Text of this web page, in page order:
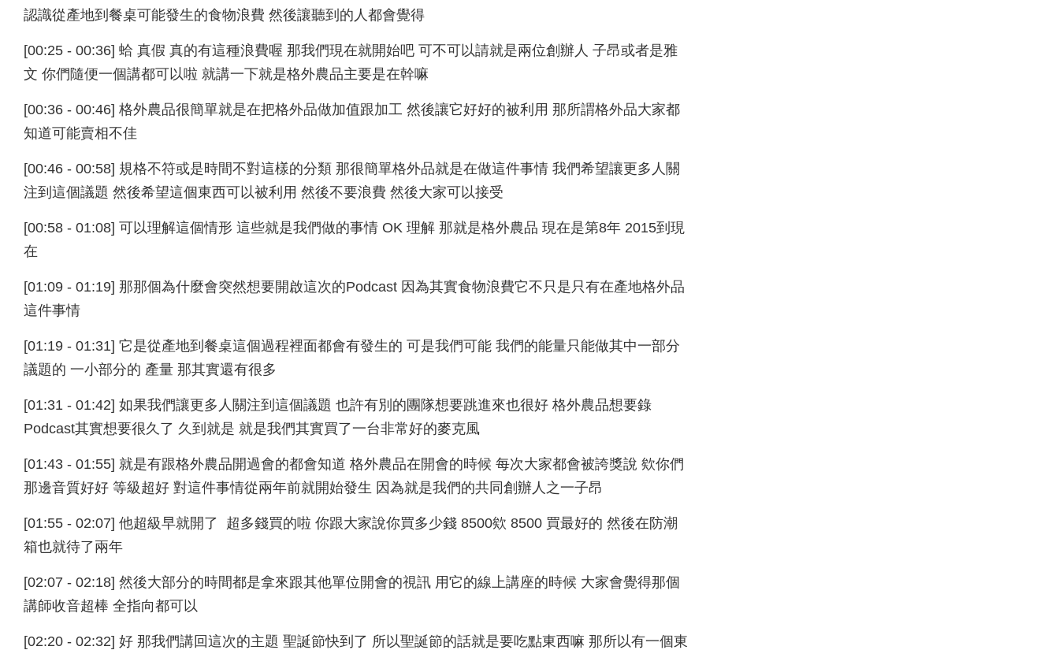
認識從產地到餐桌可能發生的食物浪費 然後讓聽到的人都會覺得
[00:25 - 00:36] 蛤 真假 真的有這種浪費喔 那我們現在就開始吧 可不可以請就是兩位創辦人 子昂或者是雅
文 你們隨便一個講都可以啦 就講一下就是格外農品主要是在幹嘛
[00:36 - 00:46] 格外農品很簡單就是在把格外品做加值跟加工 然後讓它好好的被利用 那所謂格外品大家都
知道可能賣相不佳
[00:46 - 00:58] 規格不符或是時間不對這樣的分類 那很簡單格外品就是在做這件事情 我們希望讓更多人關
注到這個議題 然後希望這個東西可以被利用 然後不要浪費 然後大家可以接受
[00:58 - 01:08] 可以理解這個情形 這些就是我們做的事情 OK 理解 那就是格外農品 現在是第8年 2015到現
在
[01:09 - 01:19] 那那個為什麼會突然想要開啟這次的Podcast 因為其實食物浪費它不只是只有在產地格外品
這件事情
[01:19 - 01:31] 它是從產地到餐桌這個過程裡面都會有發生的 可是我們可能 我們的能量只能做其中一部分
議題的 一小部分的 產量 那其實還有很多
[01:31 - 01:42] 如果我們讓更多人關注到這個議題 也許有別的團隊想要跳進來也很好 格外農品想要錄
Podcast其實想要很久了 久到就是 就是我們其實買了一台非常好的麥克風
[01:43 - 01:55] 就是有跟格外農品開過會的都會知道 格外農品在開會的時候 每次大家都會被誇獎說 欸你們
那邊音質好好 等級超好 對這件事情從兩年前就開始發生 因為就是我們的共同創辦人之一子昂
[01:55 - 02:07] 他超級早就開了 超多錢買的啦 你跟大家說你買多少錢 8500欸 8500 買最好的 然後在防潮
箱也就待了兩年
[02:07 - 02:18] 然後大部分的時間都是拿來跟其他單位開會的視訊 用它的線上講座的時候 大家會覺得那個
講師收音超棒 全指向都可以
[02:20 - 02:32] 好 那我們講回這次的主題 聖誕節快到了 所以聖誕節的話就是要吃點東西嘛 那所以有一個東